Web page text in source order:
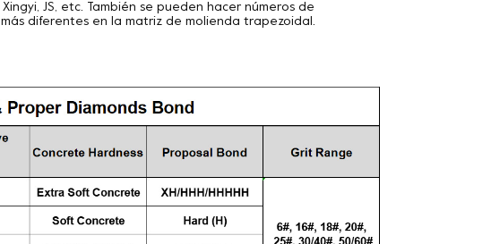
JS, etc. También se pueden hacer números de
diferentes en la matriz de molienda trapezoidal.